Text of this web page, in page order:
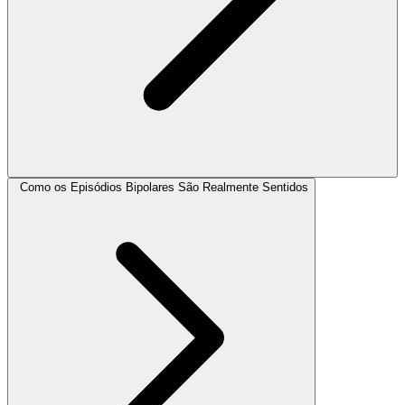
Como os Episódios Bipolares São Realmente Sentidos